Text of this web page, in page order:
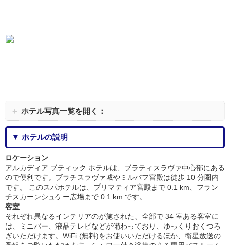
＋ ホテル写真一覧を開く：
▼ ホテルの説明
ロケーション
アルカディア ブティック ホテルは、ブラティスラヴァ中心部にある
ので便利です。ブラチスラヴァ城やミルバフ宮殿は徒歩 10 分圏内
です。 このスパホテルは、プリマティア宮殿まで 0.1 km、フラン
チスカーンシュケー広場まで 0.1 km です。
客室
それぞれ異なるインテリアのが施された、全部で 34 室ある客室に
は、ミニバー、液晶テレビなどが備わっており、ゆっくりおくつろ
ぎいただけます。WiFi (無料)をお使いいただけるほか、衛星放送の